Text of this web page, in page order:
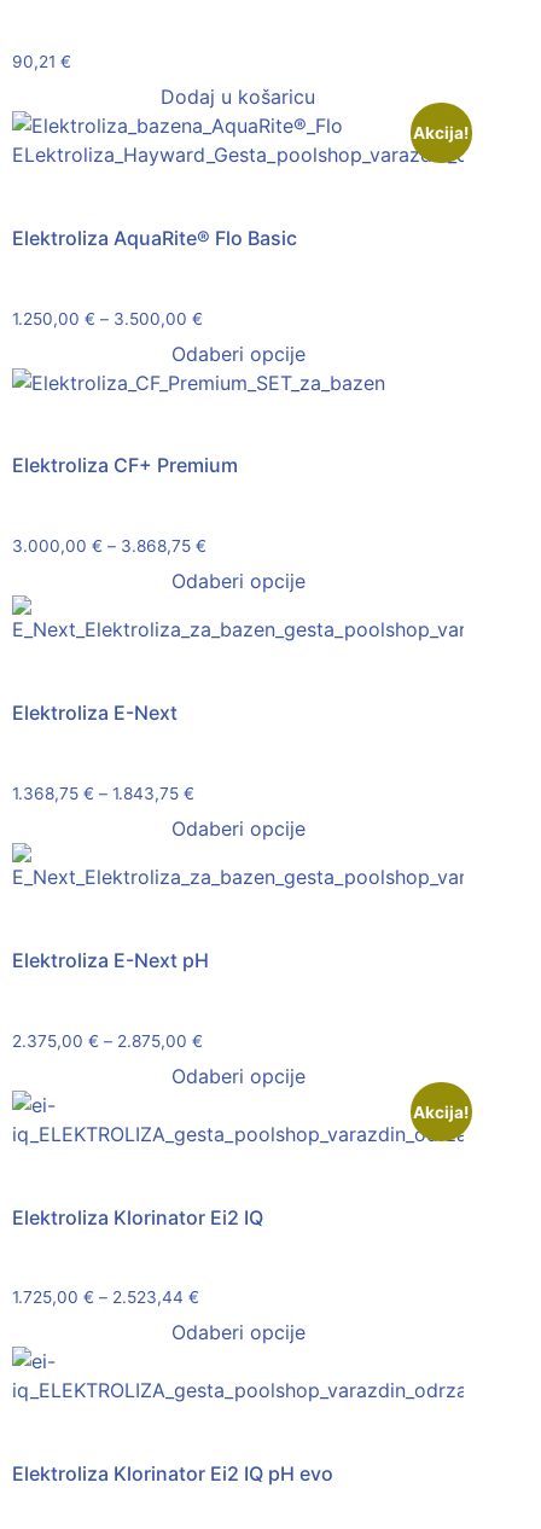
90,21 €
Dodaj u košaricu
Akcija!
Elektroliza AquaRite® Flo Basic
1.250,00 € – 3.500,00 €
Odaberi opcije
Elektroliza CF+ Premium
3.000,00 € – 3.868,75 €
Odaberi opcije
Elektroliza E-Next
1.368,75 € – 1.843,75 €
Odaberi opcije
Elektroliza E-Next pH
2.375,00 € – 2.875,00 €
Odaberi opcije
Akcija!
Elektroliza Klorinator Ei2 IQ
1.725,00 € – 2.523,44 €
Odaberi opcije
Elektroliza Klorinator Ei2 IQ pH evo